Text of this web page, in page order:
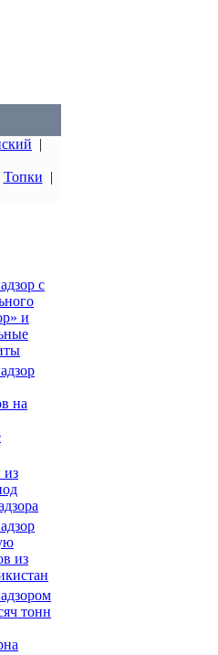
|
Топки |
с
и
на
из
тонн